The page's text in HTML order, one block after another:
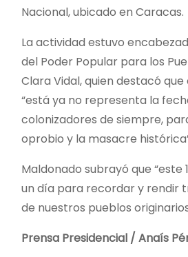
Nacional, ubicado en Caracas.
La actividad estuvo
del Poder Popular para los
Clara Vidal, quien destacó que
“está ya no representa la
colonizadores de siempre,
oprobio y la masacre
Maldonado subrayó que “este
un día para recordar y rendir
de nuestros pueblos
Prensa Presidencial / Anaís